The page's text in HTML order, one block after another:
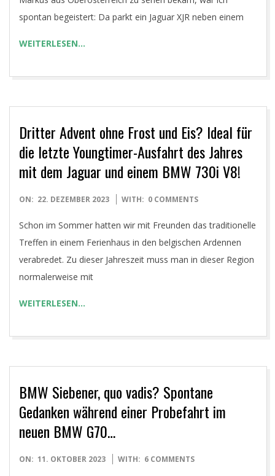
spontan begeistert: Da parkt ein Jaguar XJR neben einem
WEITERLESEN…
Dritter Advent ohne Frost und Eis? Ideal für
die letzte Youngtimer-Ausfahrt des Jahres
mit dem Jaguar und einem BMW 730i V8!
2023-
ON: 22. DEZEMBER 2023 WITH: 0 COMMENTS
Schon im Sommer hatten wir mit Freunden das traditionelle
Treffen in einem Ferienhaus in den belgischen Ardennen
verabredet. Zu dieser Jahreszeit muss man in dieser Region
normalerweise mit
WEITERLESEN…
BMW Siebener, quo vadis? Spontane
Gedanken während einer Probefahrt im
neuen BMW G70…
2023-
ON: 11. OKTOBER 2023 WITH: 6 COMMENTS